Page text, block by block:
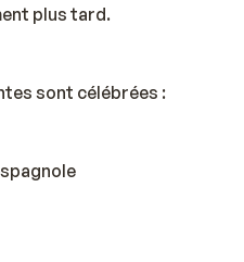
plus tard.
sont célébrées :